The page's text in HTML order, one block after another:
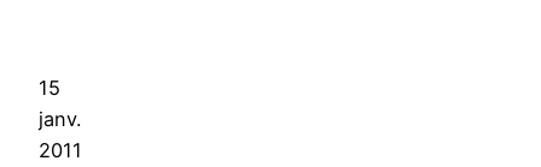
15
janv.
2011